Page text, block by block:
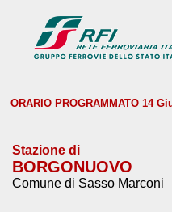
ORARIO PROGRAMMATO 14
Stazione di
BORGONUOVO
Comune di Sasso Marconi